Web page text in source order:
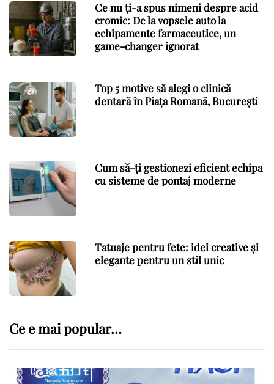
Ce nu ți-a spus nimeni despre acid
cromic: De la vopsele auto la
echipamente farmaceutice, un
game-changer ignorat
Top 5 motive să alegi o clinică
dentară în Piața Romană, București
Cum să-ți gestionezi eficient echipa
cu sisteme de pontaj moderne
Tatuaje pentru fete: idei creative și
elegante pentru un stil unic
Ce e mai popular…